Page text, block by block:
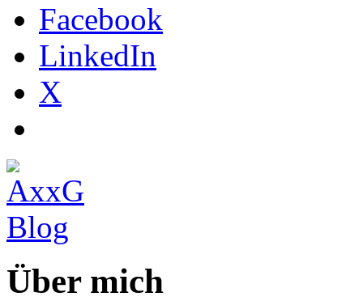
Facebook
LinkedIn
X
Über mich